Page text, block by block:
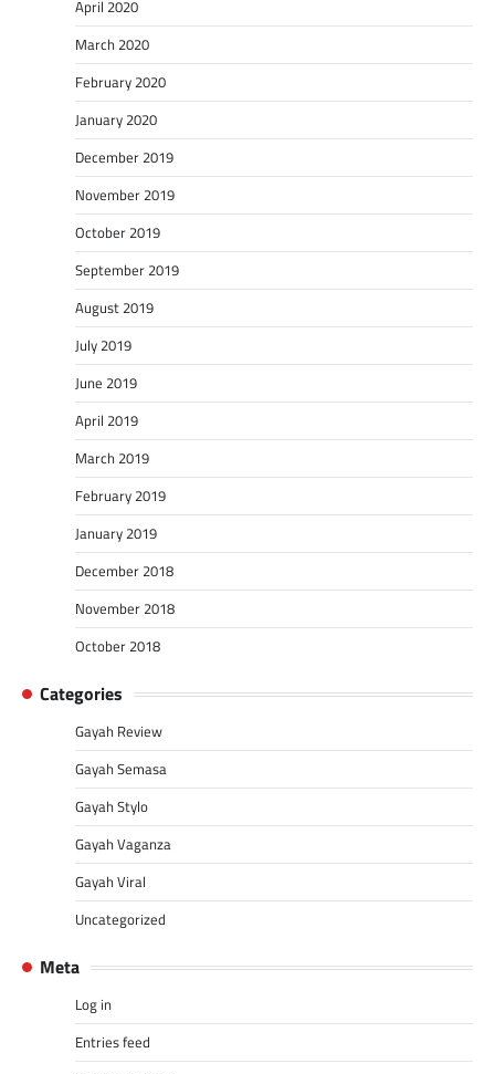
April 2020
March 2020
February 2020
January 2020
December 2019
November 2019
October 2019
September 2019
August 2019
July 2019
June 2019
April 2019
March 2019
February 2019
January 2019
December 2018
November 2018
October 2018
Categories
Gayah Review
Gayah Semasa
Gayah Stylo
Gayah Vaganza
Gayah Viral
Uncategorized
Meta
Log in
Entries feed